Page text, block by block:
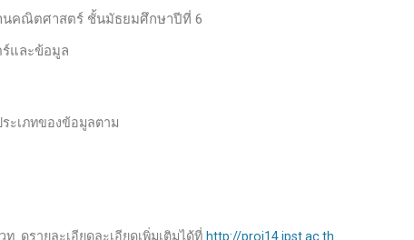
นคณิตศาสตร์ ชั้นมัธยมศึกษาปีที่ 6
และข้อมูล
ะเภทของข้อมูลตาม
ดูรายละเอียดละเอียดเพิ่มเติมได้ที่ http://proj14.ipst.ac.th